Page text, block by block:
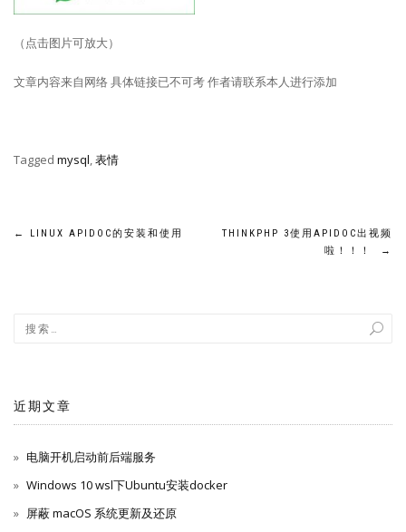
（点击图片可放大）
文章内容来自网络 具体链接已不可考 作者请联系本人进行添加
Tagged mysql,表情
文
导
← LINUX APIDOC的安装和使用
THINKPHP 3使用APIDOC出视频
啦！！！
→
近期文章
电脑开机启动前后端服务
Windows 10 wsl下Ubuntu安装docker
屏蔽 macOS 系统更新及还原